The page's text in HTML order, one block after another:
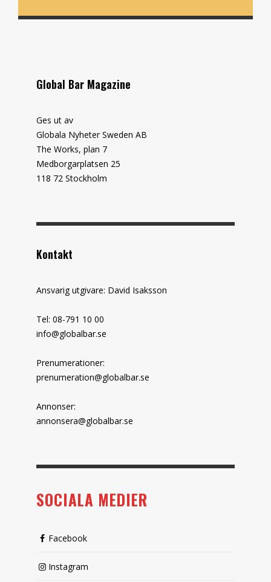
Global Bar Magazine
Ges ut av
Globala Nyheter Sweden AB
The Works, plan 7
Medborgarplatsen 25
118 72 Stockholm
Kontakt
Ansvarig utgivare: David Isaksson
Tel: 08-791 10 00
info@globalbar.se
Prenumerationer:
prenumeration@globalbar.se
Annonser:
annonsera@globalbar.se
SOCIALA MEDIER
Facebook
Instagram